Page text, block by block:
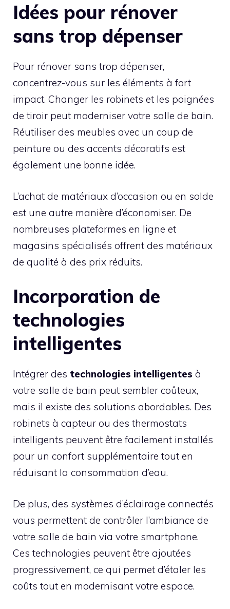
Idées pour rénover
sans trop dépenser
Pour rénover sans trop dépenser,
concentrez-vous sur les éléments à fort
impact. Changer les robinets et les poignées
de tiroir peut moderniser votre salle de bain.
Réutiliser des meubles avec un coup de
peinture ou des accents décoratifs est
également une bonne idée.
L’achat de matériaux d’occasion ou en solde
est une autre manière d’économiser. De
nombreuses plateformes en ligne et
magasins spécialisés offrent des matériaux
de qualité à des prix réduits.
Incorporation de
technologies
intelligentes
Intégrer des technologies intelligentes à
votre salle de bain peut sembler coûteux,
mais il existe des solutions abordables. Des
robinets à capteur ou des thermostats
intelligents peuvent être facilement installés
pour un confort supplémentaire tout en
réduisant la consommation d’eau.
De plus, des systèmes d’éclairage connectés
vous permettent de contrôler l’ambiance de
votre salle de bain via votre smartphone.
Ces technologies peuvent être ajoutées
progressivement, ce qui permet d’étaler les
coûts tout en modernisant votre espace.